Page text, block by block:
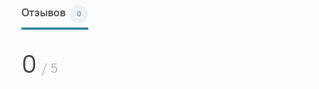
Отзывов 0
0 / 5